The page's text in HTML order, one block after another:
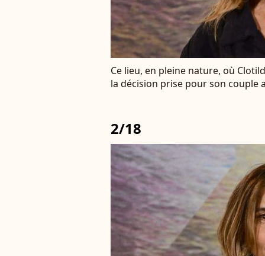
Ce lieu, en pleine nature, où
la décision prise pour son couple
2/18